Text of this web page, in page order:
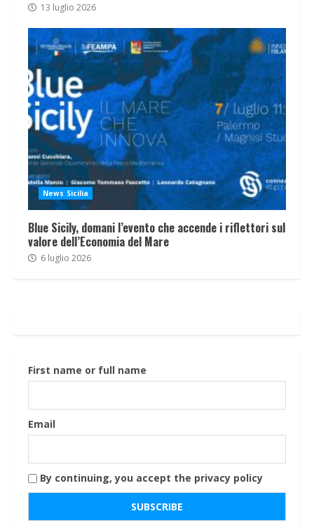
13 luglio 2026
News Sicilia
Blue Sicily, domani l’evento che accende i riflettori sul
valore dell’Economia del Mare
6 luglio 2026
First name or full name
Email
By continuing, you accept the privacy policy